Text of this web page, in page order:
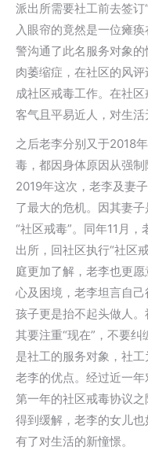
派出所需要社工前去签
入眼帘的竟然是一位瘫
警沟通了此名服务对象
肉萎缩症，在社区的风
成社区戒毒工作。在社
客气且平易近人，对生活
之后老李分别又于2018
毒，都因身体原因从强
2019年这次，老李及妻
了最大的危机。因其妻
“社区戒毒”。同年11月
出所，回社区执行“社区
庭更加了解，老李也更
心及困境，老李坦言自
孩子更是抬不起头做人
其要注重“现在”，不要
是社工的服务对象，社
老李的优点。经过近一
第一年的社区戒毒协议
得到缓解，老李的女儿
有了对生活的新憧憬。